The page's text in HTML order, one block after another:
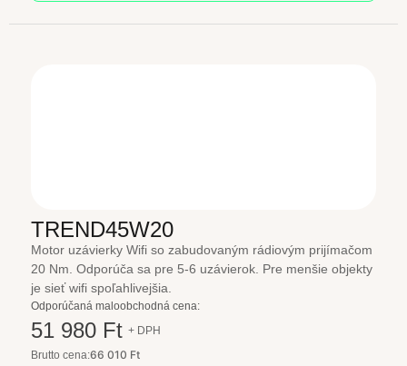
TREND45W20
Motor uzávierky Wifi so zabudovaným rádiovým prijímačom
20 Nm. Odporúča sa pre 5-6 uzávierok. Pre menšie objekty
je sieť wifi spoľahlivejšia.
Odporúčaná maloobchodná cena:
51 980 Ft + DPH
Brutto cena:66 010 Ft